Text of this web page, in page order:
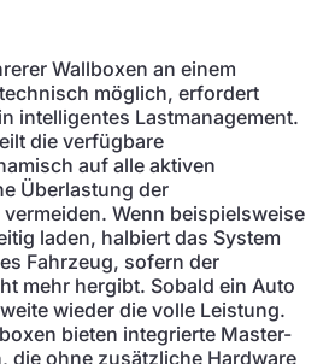
Wallboxen an einem
möglich, erfordert
intelligentes Lastmanagement.
die verfügbare
auf alle aktiven
Überlastung der
Wenn beispielsweise
laden, halbiert das System
Fahrzeug, sofern der
mehr hergibt. Sobald ein Auto
wieder die volle Leistung.
bieten integrierte Master-
die ohne zusätzliche Hardware